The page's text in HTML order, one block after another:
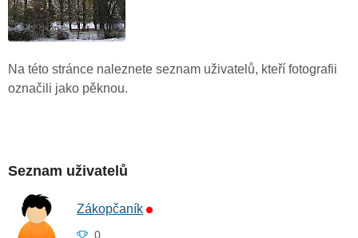
Na této stránce naleznete seznam uživatelů, kteří fotografii
označili jako pěknou.
Seznam uživatelů
Zákopčaník
0